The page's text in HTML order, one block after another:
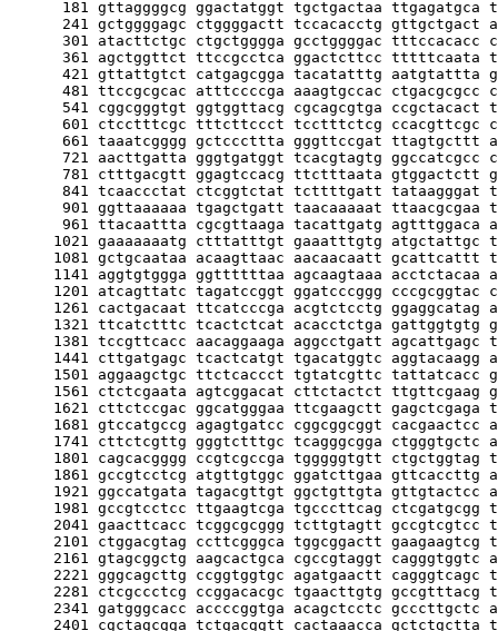
181 gttaggggcg ggactatggt tgctgactaa ttgagatgca
241 gctggggagc ctggggactt tccacacctg gttgctgact
301 atacttctgc ctgctgggga gcctggggac tttccacacc
361 agctggttct ttccgcctca ggactcttcc tttttcaata
421 gttattgtct catgagcgga tacatatttg aatgtattta
481 ttccgcgcac atttccccga aaagtgccac ctgacgcgcc
541 cggcgggtgt ggtggttacg cgcagcgtga ccgctacact
601 ctcctttcgc tttcttccct tcctttctcg ccacgttcgc
661 taaatcgggg gctcccttta gggttccgat ttagtgcttt
721 aacttgatta gggtgatggt tcacgtagtg ggccatcgcc
781 ctttgacgtt ggagtccacg ttctttaata gtggactctt
841 tcaaccctat ctcggtctat tcttttgatt tataagggat
901 ggttaaaaaa tgagctgatt taacaaaaat ttaacgcgaa
961 ttacaattta cgcgttaaga tacattgatg agtttggaca
1021 gaaaaaaatg ctttatttgt gaaatttgtg atgctattgc
1081 gctgcaataa acaagttaac aacaacaatt gcattcattt
1141 aggtgtggga ggttttttaa agcaagtaaa acctctacaa
1201 atcagttatc tagatccggt ggatcccggg cccgcggtac
1261 cactgacaat ttcatcccga acgtctcctg ggaggcatag
1321 ttcatctttc tcactctcat acacctctga gattggtgtg
1381 tccgttcacc aacaggaaga aggcctgatt agcattgagc
1441 cttgatgagc tcactcatgt tgacatggtc aggtacaagg
1501 aggaagctgc ttctcaccct tgtatcgttc tattatcacc
1561 ctctcgaata agtcggacat cttctactct ttgttcgaag
1621 cttctccgac ggcatgggaa ttcgaagctt gagctcgaga
1681 gtccatgccg agagtgatcc cggcggcggt cacgaactcc
1741 cttctcgttg gggtctttgc tcagggcgga ctgggtgctc
1801 cagcacgggg ccgtcgccga tgggggtgtt ctgctggtag
1861 gccgtcctcg atgttgtggc ggatcttgaa gttcaccttg
1921 ggccatgata tagacgttgt ggctgttgta gttgtactcc
1981 gccgtcctcc ttgaagtcga tgcccttcag ctcgatgcgg
2041 gaacttcacc tcggcgcggg tcttgtagtt gccgtcgtcc
2101 ctggacgtag ccttcgggca tggcggactt gaagaagtcg
2161 gtagcggctg aagcactgca cgccgtaggt cagggtggtc
2221 gggcagcttg ccggtggtgc agatgaactt cagggtcagc
2281 ctcgccctcg ccggacacgc tgaacttgtg gccgtttacg
2341 gatgggcacc accccggtga acagctcctc gcccttgctc
2401 cgctagcgga tctgacggtt cactaaacca gctctgctta